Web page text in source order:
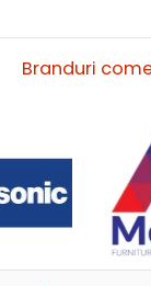
Branduri